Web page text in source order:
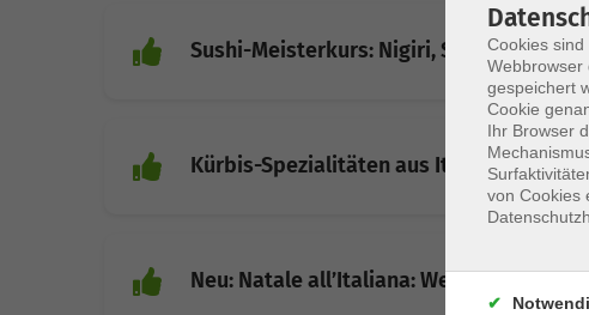
Sushi-Meisterkurs: Nigiri, Sashimi, Maki
Kürbis-Spezialitäten aus Italien:
Neu: Natale all’Italiana:
Cookies
Webbrowser
gespeichert
Cookie
Ihr Browser
von Cookies